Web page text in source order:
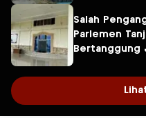
Salah
Parlemen
Bertanggung